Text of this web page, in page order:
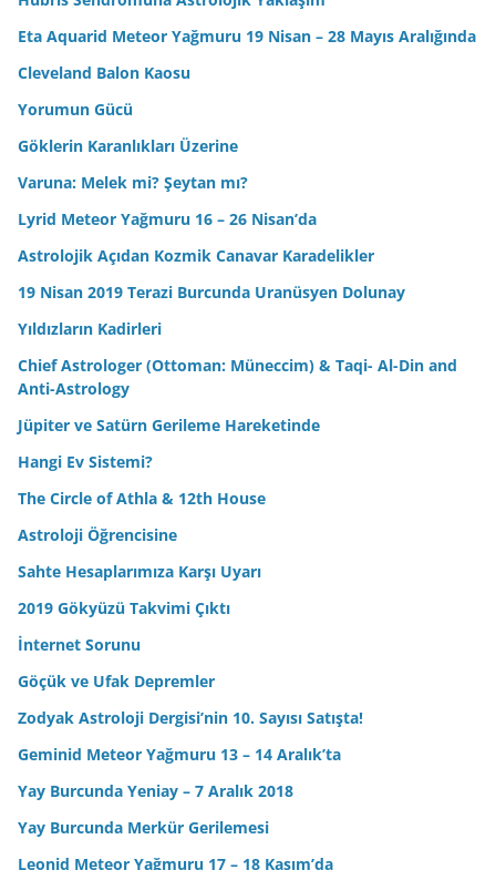
Eta Aquarid Meteor Yağmuru 19 Nisan – 28 Mayıs Aralığında
Cleveland Balon Kaosu
Yorumun Gücü
Göklerin Karanlıkları Üzerine
Varuna: Melek mi? Şeytan mı?
Lyrid Meteor Yağmuru 16 – 26 Nisan’da
Astrolojik Açıdan Kozmik Canavar Karadelikler
19 Nisan 2019 Terazi Burcunda Uranüsyen Dolunay
Yıldızların Kadirleri
Chief Astrologer (Ottoman: Müneccim) & Taqi- Al-Din and
Anti-Astrology
Jüpiter ve Satürn Gerileme Hareketinde
Hangi Ev Sistemi?
The Circle of Athla & 12th House
Astroloji Öğrencisine
Sahte Hesaplarımıza Karşı Uyarı
2019 Gökyüzü Takvimi Çıktı
İnternet Sorunu
Göçük ve Ufak Depremler
Zodyak Astroloji Dergisi’nin 10. Sayısı Satışta!
Geminid Meteor Yağmuru 13 – 14 Aralık’ta
Yay Burcunda Yeniay – 7 Aralık 2018
Yay Burcunda Merkür Gerilemesi
Leonid Meteor Yağmuru 17 – 18 Kasım’da